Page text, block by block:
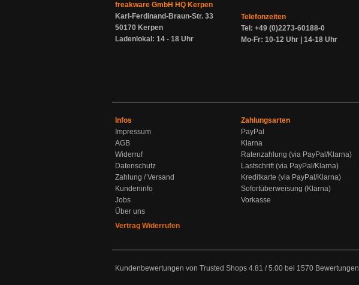
freakware GmbH HQ Kerpen
Karl-Ferdinand-Braun-Str. 33
50170 Kerpen
Ladenlokal: 14 - 18 Uhr
Telefonzeiten
Tel: +49 (0)2273-60188-0
Mo-Fr: 10-12 Uhr | 14-18 Uhr
Infos
Impressum
AGB
Widerruf
Datenschutz
Zahlung / Versand
Kundeninfo
Jobs
Über uns
Vertrag Widerrufen
Zahlungsarten
PayPal
Klarna
Ratenzahlung (via PayPal/Klarna)
Lastschrift (via PayPal/Klarna)
Kreditkarte (via PayPal/Klarna)
Sofortüberweisung (Klarna)
Vorkasse
Kundenbewertungen von Trusted Shops 4.81 /5.00 bei 1570 Bewertungen